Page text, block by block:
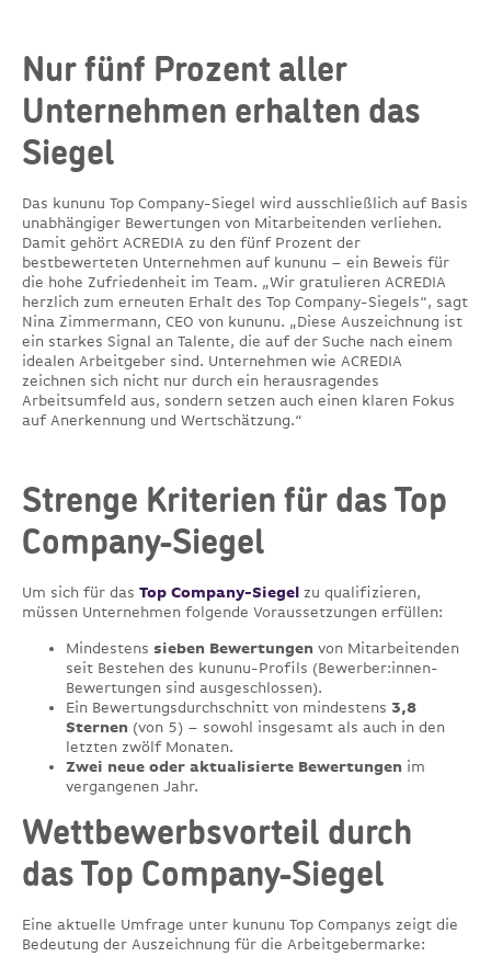
Nur fünf Prozent aller
Unternehmen erhalten das
Siegel
Das kununu Top Company-Siegel wird ausschließlich auf Basis
unabhängiger Bewertungen von Mitarbeitenden verliehen.
Damit gehört ACREDIA zu den fünf Prozent der
bestbewerteten Unternehmen auf kununu – ein Beweis für
die hohe Zufriedenheit im Team. „Wir gratulieren ACREDIA
herzlich zum erneuten Erhalt des Top Company-Siegels“, sagt
Nina Zimmermann, CEO von kununu. „Diese Auszeichnung ist
ein starkes Signal an Talente, die auf der Suche nach einem
idealen Arbeitgeber sind. Unternehmen wie ACREDIA
zeichnen sich nicht nur durch ein herausragendes
Arbeitsumfeld aus, sondern setzen auch einen klaren Fokus
auf Anerkennung und Wertschätzung.“
Strenge Kriterien für das Top
Company-Siegel
Um sich für das Top Company-Siegel zu qualifizieren,
müssen Unternehmen folgende Voraussetzungen erfüllen:
Mindestens sieben Bewertungen von Mitarbeitenden
seit Bestehen des kununu-Profils (Bewerber:innen-
Bewertungen sind ausgeschlossen).
Ein Bewertungsdurchschnitt von mindestens 3,8
Sternen (von 5) – sowohl insgesamt als auch in den
letzten zwölf Monaten.
Zwei neue oder aktualisierte Bewertungen im
vergangenen Jahr.
Wettbewerbsvorteil durch
das Top Company-Siegel
Eine aktuelle Umfrage unter kununu Top Companys zeigt die
Bedeutung der Auszeichnung für die Arbeitgebermarke: